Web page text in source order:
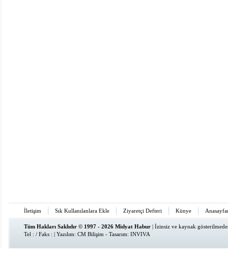
İletişim Sık Kullanılanlara Ekle Ziyaretçi Defteri Künye
Tüm Hakları Saklıdır © 1997 - 2026 Midyat Habur | İzinsiz ve kaynak
Tel : / Faks : | Yazılım: CM Bilişim - Tasarım: INVIVA